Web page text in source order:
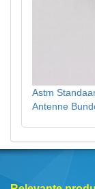
Astm
Antenne